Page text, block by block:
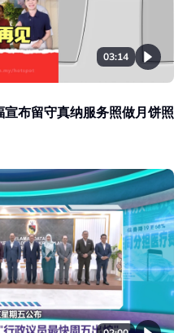
03:14
布留守真纳服务照做月饼照